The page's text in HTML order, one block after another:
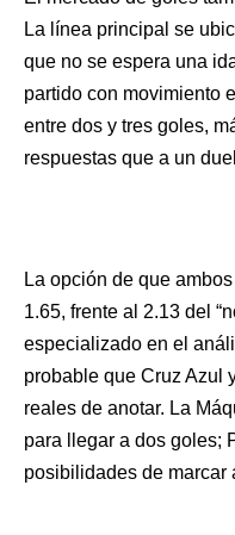
La línea principal se
que no se espera una
partido con movimiento
entre dos y tres goles,
respuestas que a un
La opción de que
1.65, frente al 2.13 del
especializado en el
probable que Cruz Azul
reales de anotar. La
para llegar a dos goles;
posibilidades de marcar